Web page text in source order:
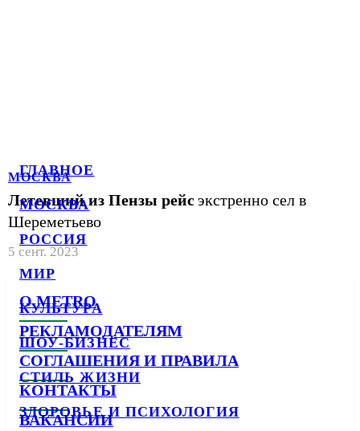
ГЛАВНОЕ
МОСКВА
РОССИЯ
МИР
КУЛЬТУРА
ШОУ-БИЗНЕС
СТИЛЬ ЖИЗНИ
ЗДОРОВЬЕ И ПСИХОЛОГИЯ
МОСКВА
Летевший из Пензы рейс экстренно сел в
Шереметьево
5 сент. 2023
О METRO
РЕКЛАМОДАТЕЛЯМ
СОГЛАШЕНИЯ И ПРАВИЛА
КОНТАКТЫ
ВАКАНСИИ